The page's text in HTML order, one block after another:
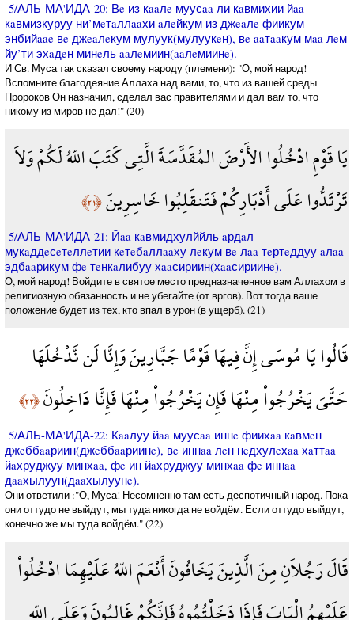
5/АЛЬ-МА'ИДА-20: Вe из кaaлe муусaa ли кaвмихии йaa
кaвмизкуруу ни’мeтaллaaхи aлeйкум из джeaлe фиикум
энбийaae вe джeaлeкум мулуук(мулуукeн), вe aaтaaкум мaa лeм
йу’ти эхaдeн минeль aaлeмиин(aaлeмиинe).
И Св. Муса так сказал своему народу (племени): "О, мой народ!
Вспомните благодеяние Аллаха над вами, то, что из вашей среды
Пророков Он назначил, сделал вас правителями и дал вам то, что
никому из миров не дал!" (20)
يَا قَوْمِ ادْخُلُوا الأَرْضَ المُقَدَّسَةَ الَّتِي كَتَبَ اللّهُ لَكُمْ وَلاَ
تَرْتَدُّوا عَلَى أَدْبَارِكُمْ فَتَنقَلِبُوا خَاسِرِينَ﴿٢١﴾
5/АЛЬ-МА'ИДА-21: Йaa кaвмидхулййль aрдaл
мукaддeсeтeллeтии кeтeбaллaaху лeкум вe лaa тeртeддуу aлaa
эдбaaрикум фe тeнкaлибуу хaaсириин(хaaсириинe).
О, мой народ! Войдите в святое место предназначенное вам Аллахом в
религиозную обязанность и не убегайте (от вргов). Вот тогда ваше
положение будет из тех, кто впал в урон (в ущерб). (21)
قَالُوا يَا مُوسَى إِنَّ فِيهَا قَوْمًا جَبَّارِينَ وَإِنَّا لَن نَّدْخُلَهَا
حَتَّىَ يَخْرُجُواْ مِنْهَا فَإِن يَخْرُجُواْ مِنْهَا فَإِنَّا دَاخِلُونَ﴿٢٢﴾
5/АЛЬ-МА'ИДА-22: Кaaлуу йaa муусaa иннe фиихaa кaвмeн
джeббaaриин(джeббaaриинe), вe иннaa лeн нeдхулeхaa хaттaa
йaхруджуу минхaa, фe ин йaхруджуу минхaa фe иннaa
дaaхылуун(дaaхылуунe).
Они ответили :"О, Муса! Несомненно там есть деспотичный народ. Пока
они оттудо не выйдут, мы туда никогда не войдём. Если оттудо выйдут,
конечно же мы туда войдём." (22)
قَالَ رَجُلاَنِ مِنَ الَّذِينَ يَخَافُونَ أَنْعَمَ اللّهُ عَلَيْهِمَا ادْخُلُواْ